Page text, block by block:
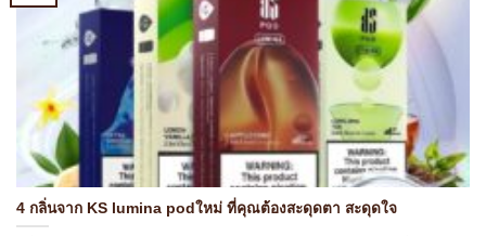
4 กลิ่นจาก KS lumina podใหม่ ที่คุณต้องสะดุดตา สะดุดใจ